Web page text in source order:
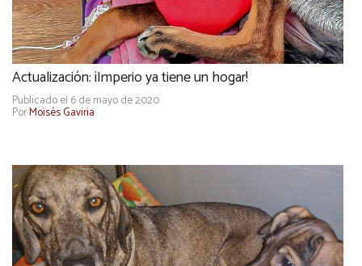
Actualización: ¡Imperio ya tiene un hogar!
Publicado el 6 de mayo de 2020
PorMoisés Gaviria